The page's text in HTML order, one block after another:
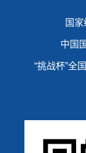
国
中国
“挑战杯”全